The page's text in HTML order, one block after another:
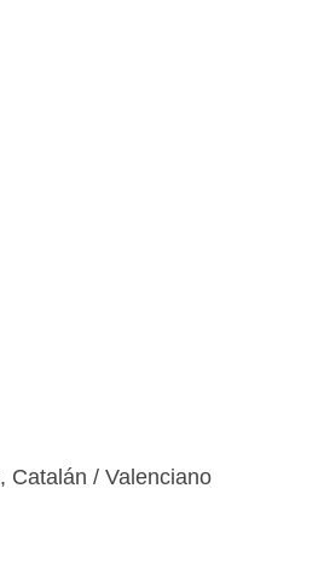
, Catalán / Valenciano